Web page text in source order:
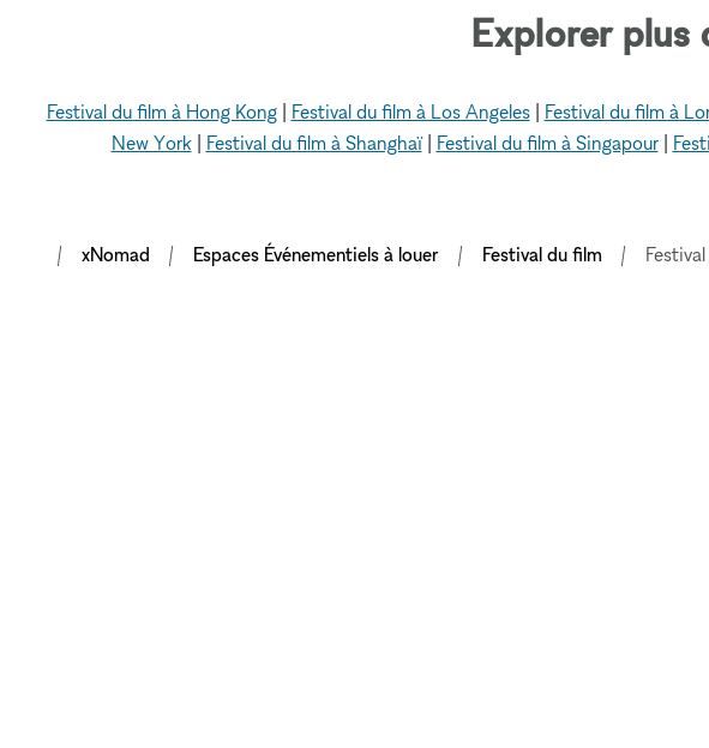
Explorer plus
Festival du film à Hong Kong| Festival du film à Los Angeles| Festival du film à
New York| Festival du film à Shanghaï| Festival du film à Singapour|
xNomad Espaces Événementiels à louer Festival du film